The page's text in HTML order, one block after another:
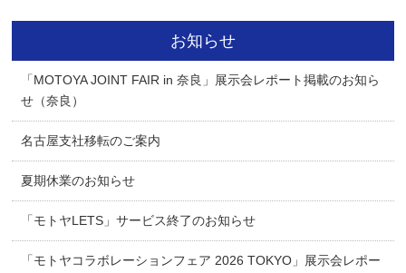
お知らせ
「MOTOYA JOINT FAIR in 奈良」展示会レポート掲載のお知ら
せ（奈良）
名古屋支社移転のご案内
夏期休業のお知らせ
「モトヤLETS」サービス終了のお知らせ
「モトヤコラボレーションフェア 2026 TOKYO」展示会レポー